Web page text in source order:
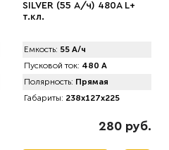
SILVER (55 А/ч) 480A L+
т.кл.
Емкость: 55 А/ч
Пусковой ток: 480 А
Полярность: Прямая
Габариты: 238x127x225
280 руб.